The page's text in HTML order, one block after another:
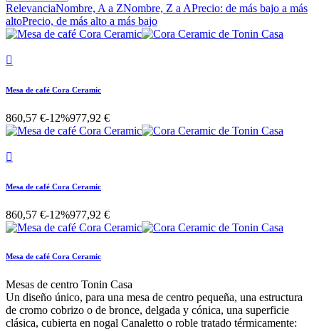
RelevanciaNombre, A a ZNombre, Z a APrecio: de más bajo a más
altoPrecio, de más alto a más bajo

Mesa de café Cora Ceramic
860,57 €-12%977,92 €

Mesa de café Cora Ceramic
860,57 €-12%977,92 €
Mesa de café Cora Ceramic
Mesas de centro Tonin Casa
Un diseño único, para una mesa de centro pequeña, una estructura
de cromo cobrizo o de bronce, delgada y cónica, una superficie
clásica, cubierta en nogal Canaletto o roble tratado térmicamente: